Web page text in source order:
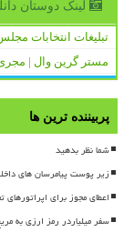
لینک دوستان
تبلیغات انتخابات
مستر گرین وال | مجری
پربیننده ترین ها
شما نظر بدهید
زیر پوست پیامرسان های
اعطای مجوز برای
سفر میلیاردر رمز ارزی به